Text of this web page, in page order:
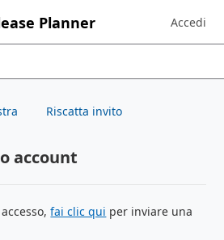
Planner Sign in to
Accedi
Riscatta invito
account
fai clic qui per inviare una